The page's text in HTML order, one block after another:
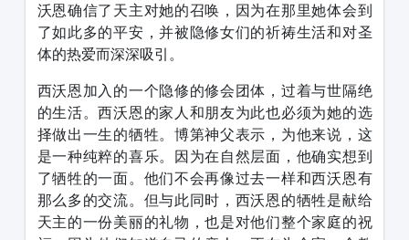
沃恩确信了天主对她的召唤，因为在那里她体会到
了如此多的平安，并被隐修女们的祈祷生活和对圣
体的热爱而深深吸引。
西沃恩加入的一个隐修的修会团体，过着与世隔绝
的生活。西沃恩的家人和朋友为此也必须为她的选
择做出一生的牺牲。博第神父表示，为他来说，这
是一种纯粹的喜乐。因为在自然层面，他确实想到
了牺牲的一面。他们不会再像过去一样和西沃恩有
那么多的交流。但与此同时，西沃恩的牺牲是献给
天主的一份美丽的礼物，也是对他们整个家庭的祝